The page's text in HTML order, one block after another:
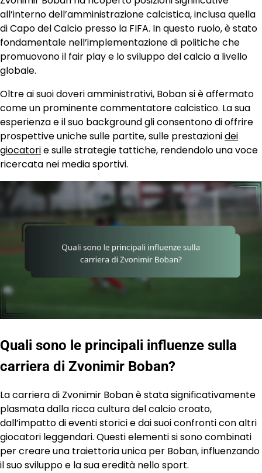
all’interno dell’amministrazione calcistica, inclusa quella
di Capo del Calcio presso la FIFA. In questo ruolo, è stato
fondamentale nell’implementazione di politiche che
promuovono il fair play e lo sviluppo del calcio a livello
globale.
Oltre ai suoi doveri amministrativi, Boban si è affermato
come un prominente commentatore calcistico. La sua
esperienza e il suo background gli consentono di offrire
prospettive uniche sulle partite, sulle prestazionidei
giocatorie sulle strategie tattiche, rendendolo una voce
ricercata nei media sportivi.
Quali sono le principali influenze sulla
carriera di Zvonimir Boban?
La carriera di Zvonimir Boban è stata significativamente
plasmata dalla ricca cultura del calcio croato,
dall’impatto di eventi storici e dai suoi confronti con altri
giocatori leggendari. Questi elementi si sono combinati
per creare una traiettoria unica per Boban, influenzando
il suo sviluppo e la sua eredità nello sport.